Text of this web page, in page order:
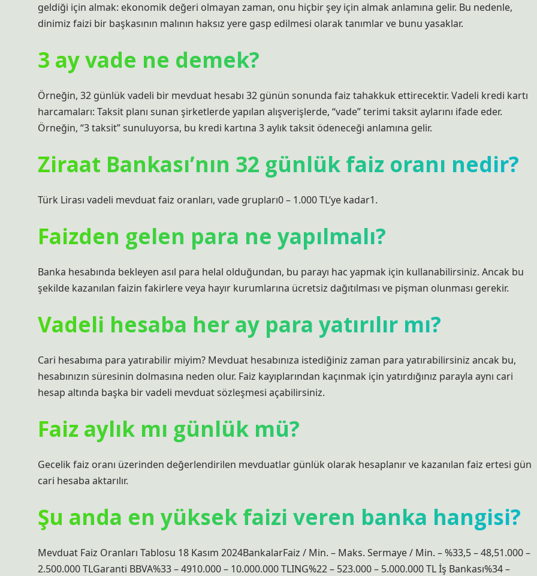
geldiği için almak: ekonomik değeri olmayan zaman, onu hiçbir şey için almak anlamına gelir. Bu nedenle,
dinimiz faizi bir başkasının malının haksız yere gasp edilmesi olarak tanımlar ve bunu yasaklar.
3 ay vade ne demek?
Örneğin, 32 günlük vadeli bir mevduat hesabı 32 günün sonunda faiz tahakkuk ettirecektir. Vadeli kredi kartı
harcamaları: Taksit planı sunan şirketlerde yapılan alışverişlerde, “vade” terimi taksit aylarını ifade eder.
Örneğin, “3 taksit” sunuluyorsa, bu kredi kartına 3 aylık taksit ödeneceği anlamına gelir.
Ziraat Bankası’nın 32 günlük faiz oranı nedir?
Türk Lirası vadeli mevduat faiz oranları, vade grupları0 – 1.000 TL’ye kadar1.
Faizden gelen para ne yapılmalı?
Banka hesabında bekleyen asıl para helal olduğundan, bu parayı hac yapmak için kullanabilirsiniz. Ancak bu
şekilde kazanılan faizin fakirlere veya hayır kurumlarına ücretsiz dağıtılması ve pişman olunması gerekir.
Vadeli hesaba her ay para yatırılır mı?
Cari hesabıma para yatırabilir miyim? Mevduat hesabınıza istediğiniz zaman para yatırabilirsiniz ancak bu,
hesabınızın süresinin dolmasına neden olur. Faiz kayıplarından kaçınmak için yatırdığınız parayla aynı cari
hesap altında başka bir vadeli mevduat sözleşmesi açabilirsiniz.
Faiz aylık mı günlük mü?
Gecelik faiz oranı üzerinden değerlendirilen mevduatlar günlük olarak hesaplanır ve kazanılan faiz ertesi gün
cari hesaba aktarılır.
Şu anda en yüksek faizi veren banka hangisi?
Mevduat Faiz Oranları Tablosu 18 Kasım 2024BankalarFaiz / Min. – Maks. Sermaye / Min. – %33,5 – 48,51.000 –
2.500.000 TLGaranti BBVA%33 – 4910.000 – 10.000.000 TLING%22 – 523.000 – 5.000.000 TL İş Bankası%34 –